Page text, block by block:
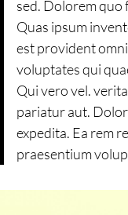
sed. Dolorem
Quas ipsum
est provident
voluptates qui
Qui vero vel.
pariatur aut.
expedita. Ea rem
praesentium